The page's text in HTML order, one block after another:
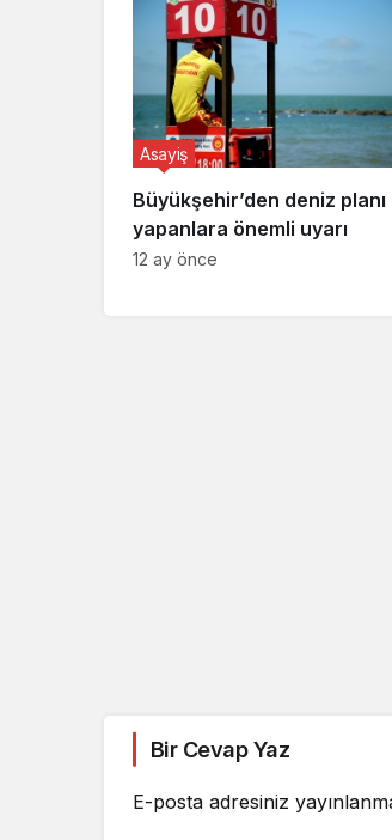
Büyükşehir’den deniz planı
yapanlara önemli uyarı
Asayiş
12 ay önce
Bir Cevap Yaz
E-posta adresiniz